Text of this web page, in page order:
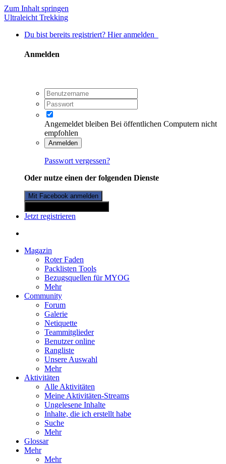
Zum Inhalt springen
Ultraleicht Trekking
Du bist bereits registriert? Hier anmelden
Anmelden
Angemeldet bleiben Bei öffentlichen Computern nicht
empfohlen
Anmelden
Passwort vergessen?
Oder nutze einen der folgenden Dienste
Mit Facebook anmelden
Jetzt registrieren
Magazin
Roter Faden
Packlisten Tools
Bezugsquellen für MYOG
Mehr
Community
Forum
Galerie
Netiquette
Teammitglieder
Benutzer online
Rangliste
Unsere Auswahl
Mehr
Aktivitäten
Alle Aktivitäten
Meine Aktivitäten-Streams
Ungelesene Inhalte
Inhalte, die ich erstellt habe
Suche
Mehr
Glossar
Mehr
Mehr